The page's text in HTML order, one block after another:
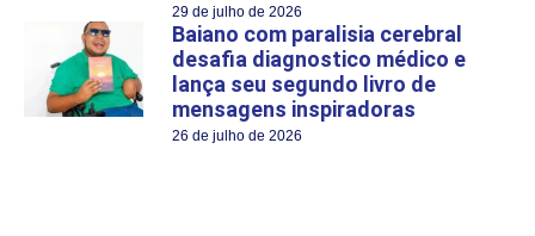
29 de julho de 2026
Baiano com paralisia cerebral
desafia diagnostico médico e
lança seu segundo livro de
mensagens inspiradoras
26 de julho de 2026